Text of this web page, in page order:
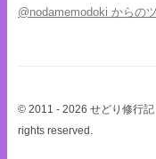
@nodamemodoki からの
© 2011 - 2026 せどり修行
rights reserved.